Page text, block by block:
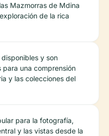
Mazmorras de Mdina
de la rica
y son
una comprensión
y las colecciones del
para la fotografía,
y las vistas desde la